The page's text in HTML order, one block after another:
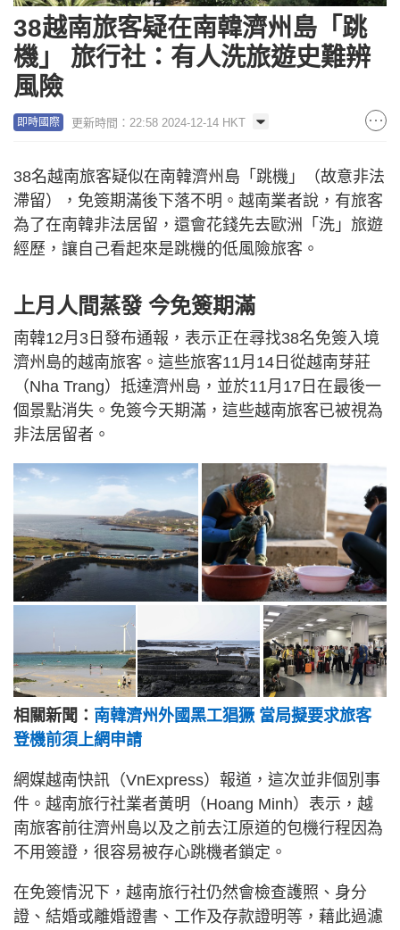
38越南旅客疑在南韓濟州島「跳
機」 旅行社：有人洗旅遊史難辨
風險
即時國際 更新時間：22:58 2024-12-14 HKT
38名越南旅客疑似在南韓濟州島「跳機」（故意非法
滯留），免簽期滿後下落不明。越南業者說，有旅客
為了在南韓非法居留，還會花錢先去歐洲「洗」旅遊
經歷，讓自己看起來是跳機的低風險旅客。
上月人間蒸發 今免簽期滿
南韓12月3日發布通報，表示正在尋找38名免簽入境
濟州島的越南旅客。這些旅客11月14日從越南芽莊
（Nha Trang）抵達濟州島，並於11月17日在最後一
個景點消失。免簽今天期滿，這些越南旅客已被視為
非法居留者。
相關新聞： 南韓濟州外國黑工猖獗 當局擬要求旅客
登機前須上網申請
網媒越南快訊（VnExpress）報道，這次並非個別事
件。越南旅行社業者黃明（Hoang Minh）表示，越
南旅客前往濟州島以及之前去江原道的包機行程因為
不用簽證，很容易被存心跳機者鎖定。
在免簽情況下，越南旅行社仍然會檢查護照、身分
證、結婚或離婚證書、工作及存款證明等，藉此過濾